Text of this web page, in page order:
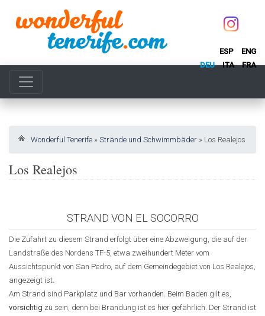
ESP
ENG
DEU
ITA FRA
Wonderful Tenerife » Strände und Schwimmbäder » Los Realejos
Los Realejos
STRAND VON EL SOCORRO
Die Zufahrt zu diesem Strand erfolgt über eine Abzweigung, die auf der
Landstraße des Nordens TF-5, etwa zweihundert Meter vom
Aussichtspunkt von San Pedro, auf dem Gemeindegebiet von Los Realejos,
angezeigt ist.
Am Strand sind Parkplatz und Bar vorhanden. Beim Baden gilt es,
vorsichtig zu sein, denn bei Brandung ist es hier gefährlich. Der Strand ist